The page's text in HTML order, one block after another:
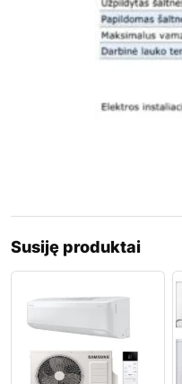
Susiję produktai